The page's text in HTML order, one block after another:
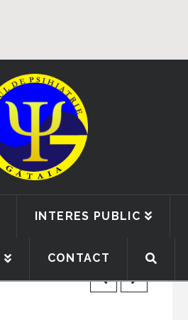
INTERES PUBLIC
CONTACT